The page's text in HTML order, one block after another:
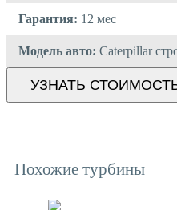
Гарантия: 12 мес
Модель авто: Caterpillar
УЗНАТЬ
Похожие турбины